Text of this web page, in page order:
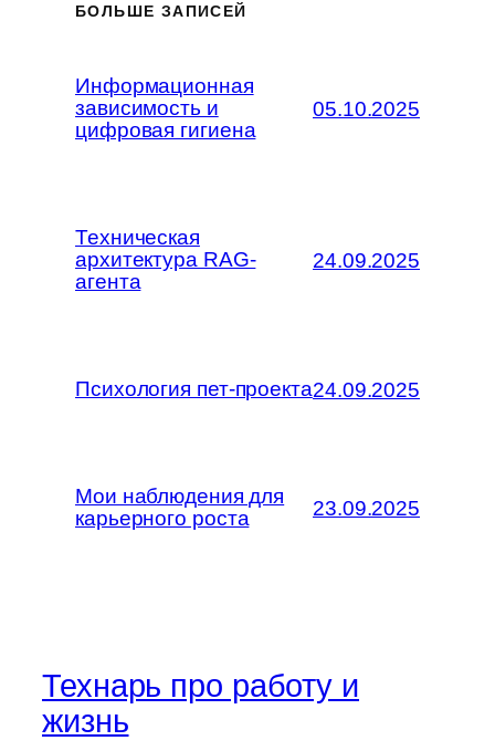
БОЛЬШЕ ЗАПИСЕЙ
Информационная
зависимость и
цифровая гигиена
05.10.2025
Техническая
архитектура RAG-
агента
24.09.2025
Психология пет-проекта24.09.2025
Мои наблюдения для
карьерного роста
23.09.2025
Технарь про работу и
жизнь